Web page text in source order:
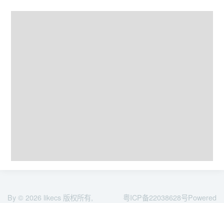
By © 2026 likecs 版权所有, 粤ICP备22038628号Powered